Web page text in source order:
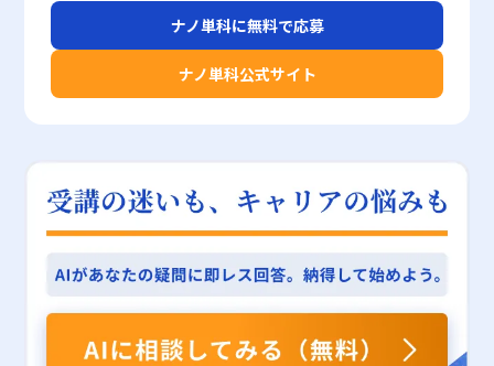
ング戦略の策定、さらには製品開発におけるターゲット層の明確化
にも大きな影響を与えます。したがって、若手ビジネスマンがこの
スキルを早期に習得することは、将来的なキャリア形成や企業の競
争力向上に直結するものといえるでしょう。 以上のように、度数
業務の効率化や精緻なマーケティング戦略の構築を促進できること
り、今後のキャリアにおいて大きな武器となるはずです。 本記事
的な意思決定を行う上での一助となることを願っています。度数分
布の理論と実務的な作成方法を正確に理解し、将来的なビジネスシ
ーンでの活躍にぜひお役立てください。
とで、日々のセキュリティ更新や手動チェックの必要性が大幅に削
減され、人的リソースの最適化が図られます。第三に、不要なトラ
フィックが削減される結果、サーバー負荷が低減され、サービスの
安定運用が実現されます。これらのメリットにより、企業はセキュ
テーションは過去のデータや実績に依存して評価が行われるため、
め、システム間での評価方法にばらつきが生じる場合もあります。
が低下するリスクも存在するため、常に個別の環境や状況に応じた
運用が求められます。 さらに、レピュテーションだけに依存する
セキュリティ対策は、万能ではなく、多層的なセキュリティアプロ
しては先延ばし癖との有意な関係が見られなかったため、幸福感そ
のものの増大だけでは先延ばし行動を改善するには不十分であるこ
とが示唆されています。つまり、未来に希望を抱くことは重要です
が、その実現のためには具体的な行動計画の策定や、現実的なスト
るには限界があることも留意すべきです。加えて、先延ばし行動の
み依存することは避け、複数の観点からのアプローチが今後の研究
する適切な期待感を醸成するための研修プログラムやキャリアカウ
ンセリングの充実が有用であり、個人が自らの時間観を再評価する
機会を提供することも、先延ばし行動の改善に向けた重要な取り組
必要があります。 定性的評価の特徴とそのメリット・デメリット
定性的評価は、数値では示しきれない多様な側面を捉えるために採
用される方法であり、特に人材マネジメントの分野においてその有
用性が高く評価されています。例えば、コミュニケーション能力、
リーダーシップ、企業理念への適合性など、明確な数値で測定する
ンといった質的側面を包括的に評価できること ・プロセスや行
動、意欲など、業績に至るまでの過程を評価することで、今後の課
題や改善点が見えてくること ・顧客の声や市場の反応など、フィ
ードバックから新たな戦略やサービス改善に結びつけることができ
る点 一方で、定性的評価には評価者の主観が大きく影響しやすい
というデメリットもあります。基準が明確でないために、評価基準
の統一や評価者間の認識の乖離が起こりやすく、結果として評価の
公平性に疑問が生じることがあります。また、どの程度の「質」が
ナノ単科に無料で応募
ナノ単科公式サイト